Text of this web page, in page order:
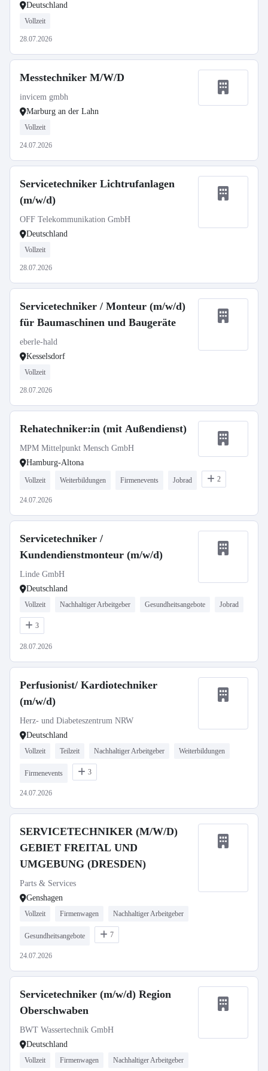
Deutschland
Vollzeit
28.07.2026
Messtechniker M/W/D
invicem gmbh
Marburg an der Lahn
Vollzeit
24.07.2026
Servicetechniker Lichtrufanlagen
(m/w/d)
OFF Telekommunikation GmbH
Deutschland
Vollzeit
28.07.2026
Servicetechniker / Monteur (m/w/d)
für Baumaschinen und Baugeräte
eberle-hald
Kesselsdorf
Vollzeit
28.07.2026
Rehatechniker:in (mit Außendienst)
MPM Mittelpunkt Mensch GmbH
Hamburg-Altona
Vollzeit Weiterbildungen Firmenevents Jobrad 2
24.07.2026
Servicetechniker /
Kundendienstmonteur (m/w/d)
Linde GmbH
Deutschland
Vollzeit Nachhaltiger Arbeitgeber Gesundheitsangebote Jobrad
3
28.07.2026
Perfusionist/ Kardiotechniker
(m/w/d)
Herz- und Diabeteszentrum NRW
Deutschland
Vollzeit Teilzeit Nachhaltiger Arbeitgeber Weiterbildungen
Firmenevents 3
24.07.2026
SERVICETECHNIKER (M/W/D)
GEBIET FREITAL UND
UMGEBUNG (DRESDEN)
Parts & Services
Genshagen
Vollzeit Firmenwagen Nachhaltiger Arbeitgeber
Gesundheitsangebote 7
24.07.2026
Servicetechniker (m/w/d) Region
Oberschwaben
BWT Wassertechnik GmbH
Deutschland
Vollzeit Firmenwagen Nachhaltiger Arbeitgeber